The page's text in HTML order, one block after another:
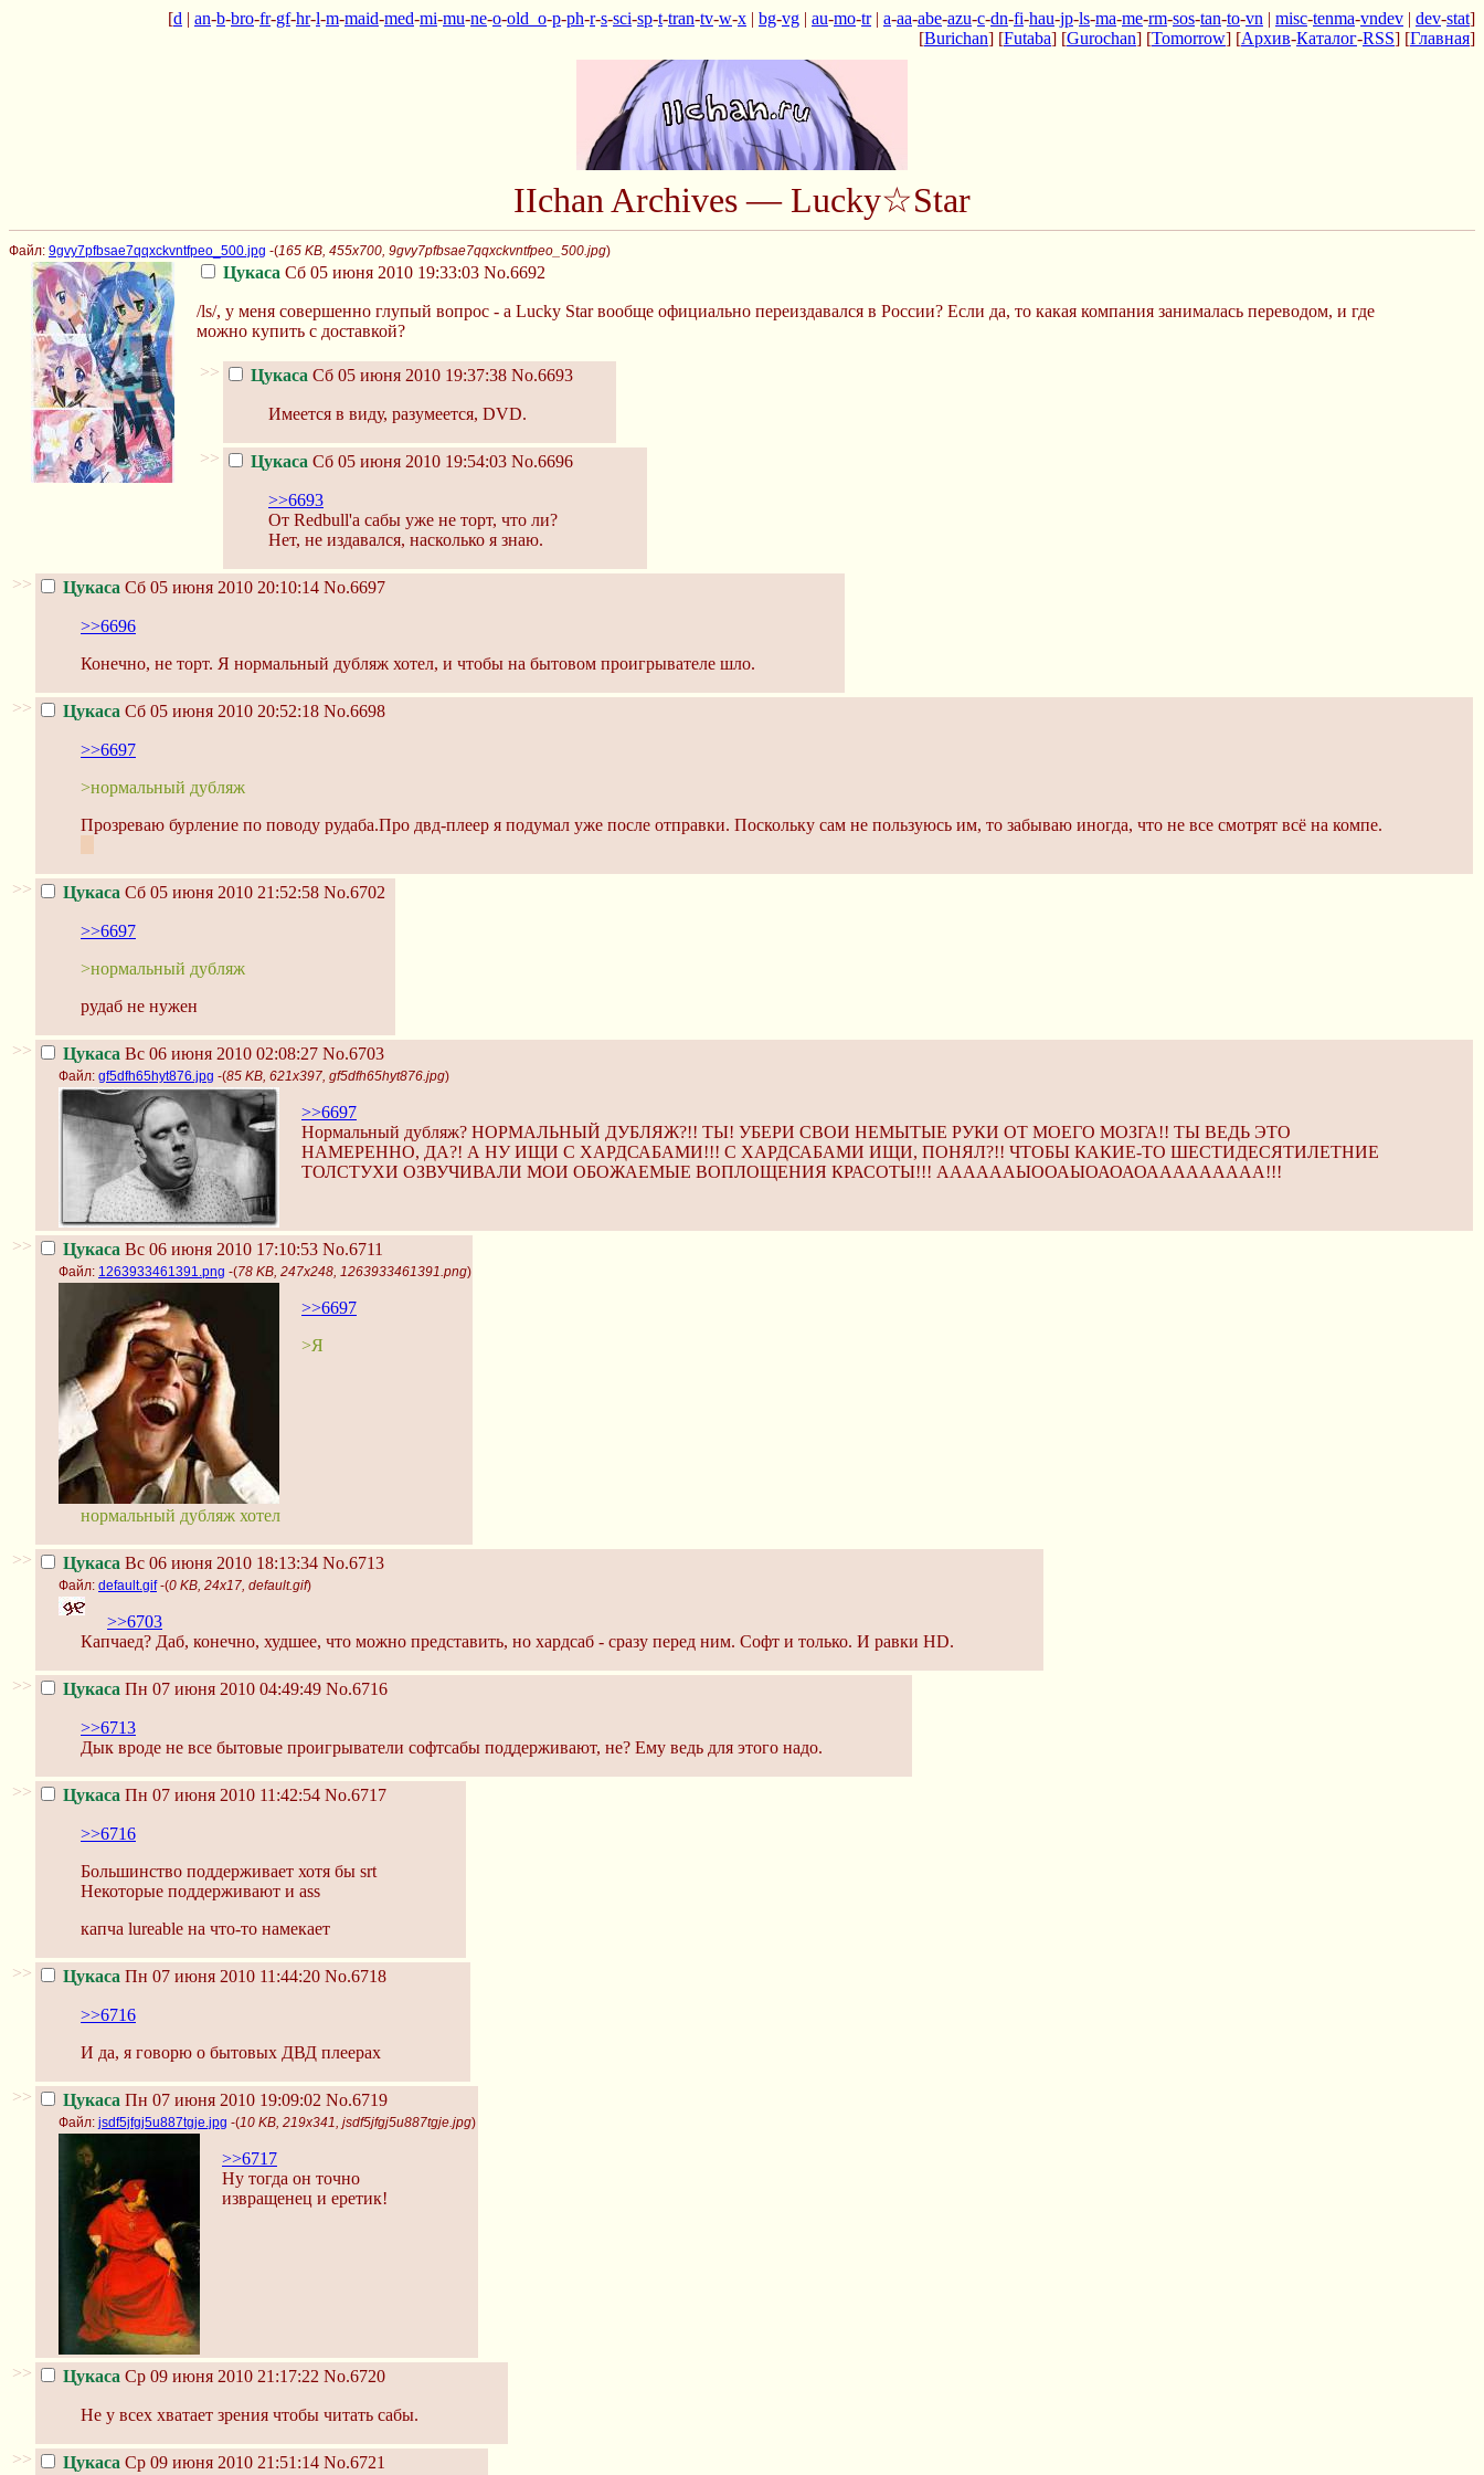
[d | an-b-bro-fr-gf-hr-l-m-maid-med-mi-mu-ne-o-old_o-p-ph-r-s-sci-sp-t-tran-tv-w-x | bg-vg | au-mo-tr| a-aa-abe-azu-c-dn-fi-hau-jp-ls-ma-me-rm-sos-tan-to-vn | misc-tenma-vndev | dev-stat]
[Burichan] [Futaba] [Gurochan] [Tomorrow] [Архив-Каталог-RSS] [Главная]
IIchan Archives — Lucky☆Star
Файл: 9gvy7pfbsae7qqxckvntfpeo_500.jpg -(165 KB, 455x700, 9gvy7pfbsae7qqxckvntfpeo_500.jpg)
Цукаса Сб 05 июня 2010 19:33:03 No.6692
/ls/, у меня совершенно глупый вопрос - а Lucky Star вообще официально переиздавался в России? Если да, то какая компания занималась переводом, и где
можно купить с доставкой?
>> Цукаса Сб 05 июня 2010 19:37:38 No.6693
Имеется в виду, разумеется, DVD.
>> Цукаса Сб 05 июня 2010 19:54:03 No.6696
>>6693
От Redbull'а сабы уже не торт, что ли?
Нет, не издавался, насколько я знаю.
>> Цукаса Сб 05 июня 2010 20:10:14 No.6697
>>6696
Конечно, не торт. Я нормальный дубляж хотел, и чтобы на бытовом проигрывателе шло.
>> Цукаса Сб 05 июня 2010 20:52:18 No.6698
>>6697
>нормальный дубляж
Прозреваю бурление по поводу рудаба.Про двд-плеер я подумал уже после отправки. Поскольку сам не пользуюсь им, то забываю иногда, что не все смотрят всё на компе.
>> Цукаса Сб 05 июня 2010 21:52:58 No.6702
>>6697
>нормальный дубляж
рудаб не нужен
>> Цукаса Вс 06 июня 2010 02:08:27 No.6703
Файл: gf5dfh65hyt876.jpg -(85 KB, 621x397, gf5dfh65hyt876.jpg)
>>6697
Нормальный дубляж? НОРМАЛЬНЫЙ ДУБЛЯЖ?!! ТЫ! УБЕРИ СВОИ НЕМЫТЫЕ РУКИ ОТ МОЕГО МОЗГА!! ТЫ ВЕДЬ ЭТО
НАМЕРЕННО, ДА?! А НУ ИЩИ С ХАРДСАБАМИ!!! С ХАРДСАБАМИ ИЩИ, ПОНЯЛ?!! ЧТОБЫ КАКИЕ-ТО ШЕСТИДЕСЯТИЛЕТНИЕ
ТОЛСТУХИ ОЗВУЧИВАЛИ МОИ ОБОЖАЕМЫЕ ВОПЛОЩЕНИЯ КРАСОТЫ!!! ААААААЫООАЫОАОАОААААААААА!!!
>> Цукаса Вс 06 июня 2010 17:10:53 No.6711
Файл: 1263933461391.png -(78 KB, 247x248, 1263933461391.png)
>>6697
>Я
нормальный дубляж хотел
>> Цукаса Вс 06 июня 2010 18:13:34 No.6713
Файл: default.gif-(0 KB, 24x17, default.gif)
>>6703
Капчаед? Даб, конечно, худшее, что можно представить, но хардсаб - сразу перед ним. Софт и только. И равки HD.
>> Цукаса Пн 07 июня 2010 04:49:49 No.6716
>>6713
Дык вроде не все бытовые проигрыватели софтсабы поддерживают, не? Ему ведь для этого надо.
>> Цукаса Пн 07 июня 2010 11:42:54 No.6717
>>6716
Большинство поддерживает хотя бы srt
Некоторые поддерживают и ass
капча lureable на что-то намекает
>> Цукаса Пн 07 июня 2010 11:44:20 No.6718
>>6716
И да, я говорю о бытовых ДВД плеерах
>> Цукаса Пн 07 июня 2010 19:09:02 No.6719
Файл: jsdf5jfgj5u887tgje.jpg -(10 KB, 219x341, jsdf5jfgj5u887tgje.jpg)
>>6717
Ну тогда он точно
извращенец и еретик!
>> Цукаса Ср 09 июня 2010 21:17:22 No.6720
Не у всех хватает зрения чтобы читать сабы.
>> Цукаса Ср 09 июня 2010 21:51:14 No.6721